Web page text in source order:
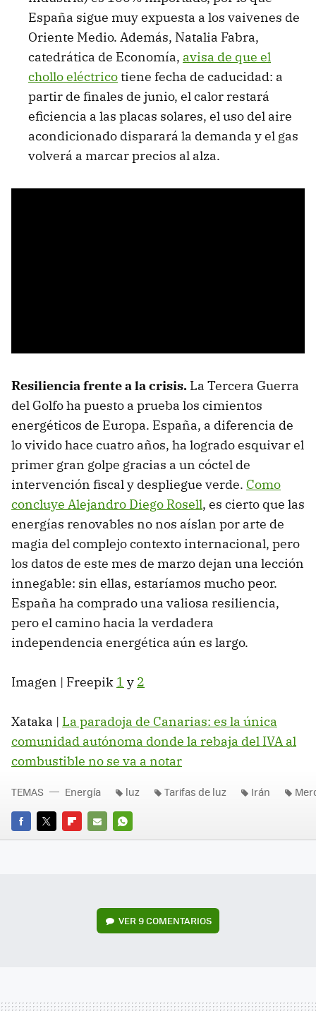
España sigue muy expuesta a los vaivenes de
Oriente Medio. Además, Natalia Fabra,
catedrática de Economía, avisa de que el
chollo eléctricotiene fecha de caducidad: a
partir de finales de junio, el calor restará
eficiencia a las placas solares, el uso del aire
acondicionado disparará la demanda y el gas
volverá a marcar precios al alza.
Resilienciafrente a la crisis. La Tercera Guerra
del Golfo ha puesto a prueba los cimientos
energéticos de Europa. España, a diferencia de
lo vivido hace cuatro años, ha logrado esquivar el
primer gran golpe gracias a un cóctel de
intervención fiscal y despliegue verde. Como
concluye Alejandro Diego Rosell, es cierto que las
energías renovables no nos aíslan por arte de
magia del complejo contexto internacional, pero
los datos de este mes de marzo dejan una lección
innegable: sin ellas, estaríamos mucho peor.
España ha comprado una valiosa resiliencia,
pero el camino hacia la verdadera
independencia energética aún es largo.
Imagen | Freepik 1 y 2
Xataka | La paradoja de Canarias: es la única
comunidad autónoma donde la rebaja del IVA al
combustible no se va a notar
FACEBOOK
TWITTERFLIPBOARD
E-
WHATSAPP
TEMAS Energía luz Tarifas de luz Irán
VER9 COMENTARIOS